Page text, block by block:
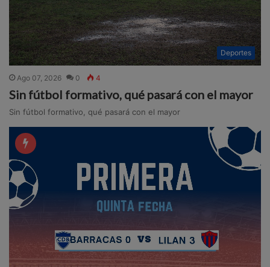
Deportes
Ago 07, 2026 0 4
Sin fútbol formativo, qué pasará con el mayor
Sin fútbol formativo, qué pasará con el mayor